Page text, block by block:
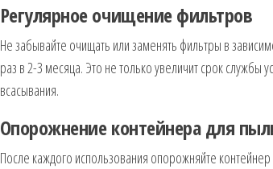
Регулярное очищение фильтров
Не забывайте очищать или заменять фильтры в
раз в 2-3 месяца. Это не только увеличит срок службы
всасывания.
Опорожнение контейнера для
После каждого использования опорожняйте